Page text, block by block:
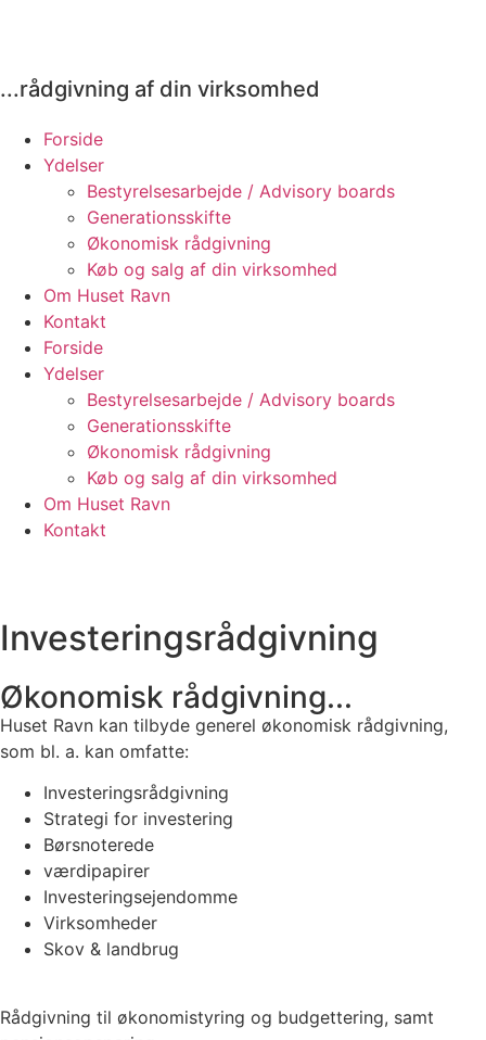
...rådgivning af din virksomhed
Forside
Ydelser
Bestyrelsesarbejde / Advisory boards
Generationsskifte
Økonomisk rådgivning
Køb og salg af din virksomhed
Om Huset Ravn
Kontakt
Forside
Ydelser
Bestyrelsesarbejde / Advisory boards
Generationsskifte
Økonomisk rådgivning
Køb og salg af din virksomhed
Om Huset Ravn
Kontakt
Investeringsrådgivning
Økonomisk rådgivning...
Huset Ravn kan tilbyde generel økonomisk rådgivning,
som bl. a. kan omfatte:
Investeringsrådgivning
Strategi for investering
Børsnoterede
værdipapirer
Investeringsejendomme
Virksomheder
Skov & landbrug
Rådgivning til økonomistyring og budgettering, samt